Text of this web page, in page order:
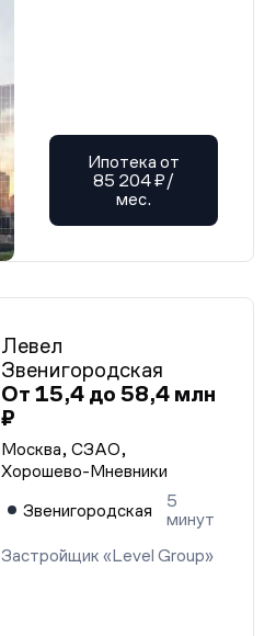
Ипотека от
85 204 ₽/
мес.
Левел
Звенигородская
От 15,4 до 58,4 млн
₽
Москва, СЗАО,
Хорошево-Мневники
Звенигородская
5
минут
Застройщик «Level Group»